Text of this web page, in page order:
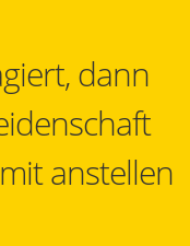
dann
anstellen